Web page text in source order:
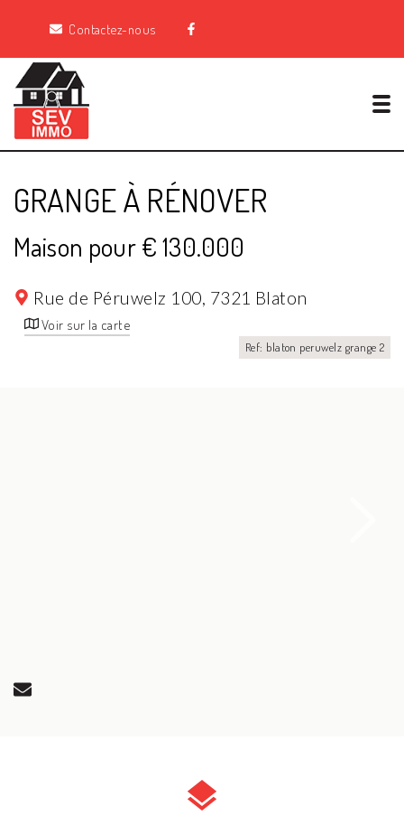
Contactez-nous
GRANGE À RÉNOVER
Maison pour € 130.000
Rue de Péruwelz 100, 7321 Blaton
Voir sur la carte
Ref: blaton peruwelz grange 2